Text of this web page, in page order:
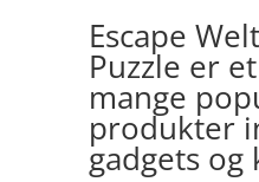
Escape
Puzzle er
mange
produkter
gadgets